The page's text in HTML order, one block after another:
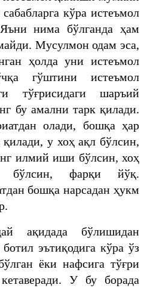
кўра истеъмол
нима бўлганда ҳам
Мусулмон одам эса,
ҳолда уни истеъмол
гўштини истеъмол
тўғрисидаги шаръий
бу амални тарк қилади.
олади, бошқа ҳар
у хоҳ ақл бўлсин,
илмий иши бўлсин, хоҳ
бўлсин, фарқи йўқ.
бошқа нарсадан ҳукм
ақидада бўлишидан
эътиқодига кўра ўз
ёки нафсига тўғри
У бу борада